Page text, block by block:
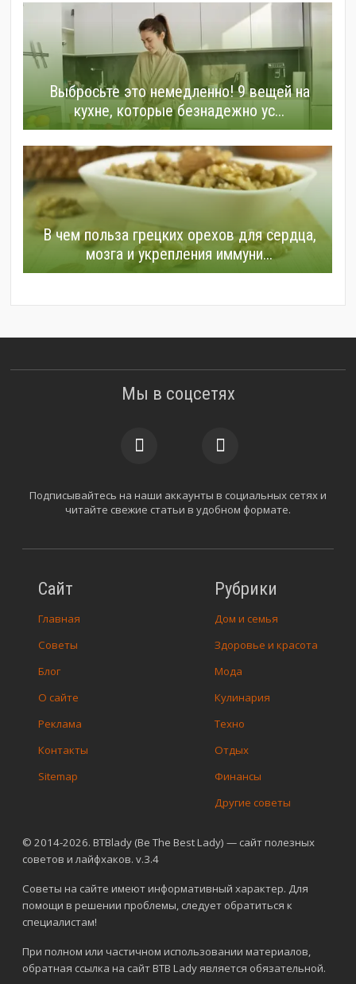
Выбросьте это немедленно! 9 вещей на
кухне, которые безнадежно ус...
В чем польза грецких орехов для сердца,
мозга и укрепления иммуни...
© 2014-2026. BTBlady (Be The Best Lady) — сайт полезных
советов и лайфхаков. v.3.4
Советы на сайте имеют информативный характер. Для
помощи в решении проблемы, следует обратиться к
специалистам!
При полном или частичном использовании материалов,
обратная ссылка на сайт BTB Lady является обязательной.
Сайт
Главная
Советы
Блог
О сайте
Реклама
Контакты
Sitemap
Рубрики
Дом и семья
Здоровье и красота
Мода
Кулинария
Техно
Отдых
Финансы
Другие советы
Мы в соцсетях
Подписывайтесь на наши аккаунты в социальных сетях и
читайте свежие статьи в удобном формате.